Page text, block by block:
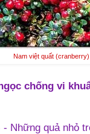
Nam việt quất
chống vi
Những quả nhỏ